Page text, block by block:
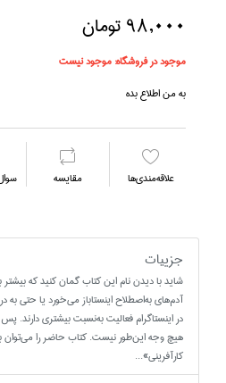
98,000 تومان
موجود در فروشگاه:موجود نیست
به من اطلاع بده
علاقه‌مندي‌ها مقايسه
جزییات
شايد با ديدن نام اين کتاب گمان کنيد که
آدم‌هاي به‌اصطلاح اينستاباز مي‌خورد يا حتي به
در اينستاگرام فعاليت به‌نسبت بيشتري دارند.
هيچ وجه اين‌طور نيست. کتاب حاضر را مي‌توان
کارآفريني»...